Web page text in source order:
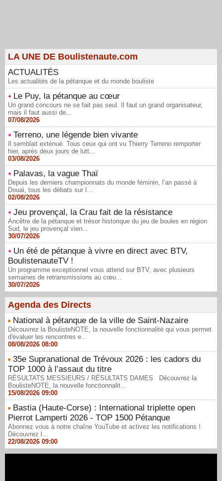
LA UNE DE Boulistenaute.com
ACTUALITÉS
Les actualités de la pétanque et du monde bouliste
Le Puy, la pétanque au cœur
Un grand concours ne se fait pas seul. Il faut un grand organisateur,
mais il faut aussi de...
07/08/2026
Terreno, une légende bien vivante
Il semblait exténué. Tous ceux qui ont vu Thierry Terreno remporter
hier, après deux jours de lutt...
03/08/2026
Palavas, la vague Thaï
Depuis les derniers championnats du monde féminin, l’an passé à
Douai, tous les débats sur l...
02/08/2026
Jeu provençal, la Crau fait de la résistance
Ancêtre de la pétanque et trésor historique du jeu de boules en région
Sud, le jeu provençal vien...
30/07/2026
Un été de pétanque à vivre en direct avec BTV,
BoulistenauteTV !
Un programme exceptionnel vous attend sur BTV, avec plusieurs
semaines de retransmissions au cœu...
30/07/2026
Agenda des Directs
National à pétanque de la ville de Saint-Nazaire
Découvrez la BoulisteNOTE, la nouvelle fonctionnalité qui vous permet
d'évaluer les rencontres e...
08/08/2026 08:00
35e Supranational de Trévoux 2026 : les cadors du
TOP 1000 à l’assaut du titre
RÉSULTATS MESSIEURS / RÉSULTATS DAMES Découvrez la
BoulisteNOTE, la nouvelle fonctionnalit...
15/08/2026 09:00
Bastia (Haute-Corse) : International triplette open
Pierrot Lamperti 2026 - TOP 1500 Pétanque
Abonnez vous à notre chaîne YouTube et activez les notifications !
Découvrez l...
22/08/2026 09:00